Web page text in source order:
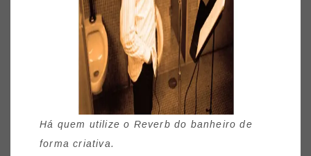
Há quem utilize o Reverb do banheiro de
forma criativa.